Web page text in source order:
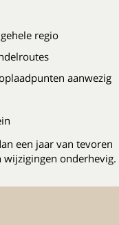
regio
aanwezig
een jaar van tevoren
onderhevig.